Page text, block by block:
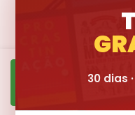
30 dias